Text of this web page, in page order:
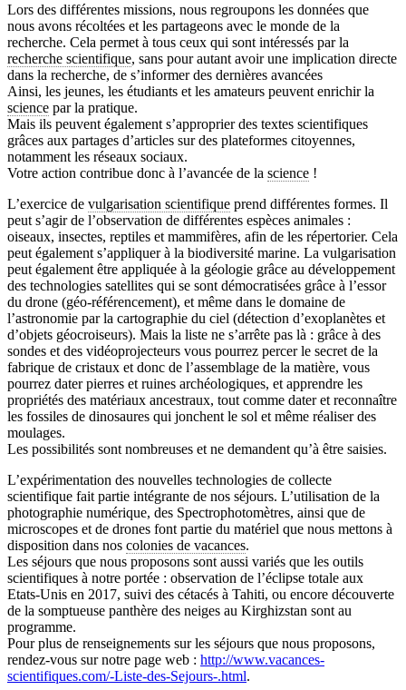
Lors des différentes missions, nous regroupons les données que
nous avons récoltées et les partageons avec le monde de la
recherche. Cela permet à tous ceux qui sont intéressés par la
recherche scientifique, sans pour autant avoir une implication directe
dans la recherche, de s’informer des dernières avancées
Ainsi, les jeunes, les étudiants et les amateurs peuvent enrichir la
science par la pratique.
Mais ils peuvent également s’approprier des textes scientifiques
grâces aux partages d’articles sur des plateformes citoyennes,
notamment les réseaux sociaux.
Votre action contribue donc à l’avancée de la science !
L’exercice de vulgarisation scientifique prend différentes formes. Il
peut s’agir de l’observation de différentes espèces animales :
oiseaux, insectes, reptiles et mammifères, afin de les répertorier. Cela
peut également s’appliquer à la biodiversité marine. La vulgarisation
peut également être appliquée à la géologie grâce au développement
des technologies satellites qui se sont démocratisées grâce à l’essor
du drone (géo-référencement), et même dans le domaine de
l’astronomie par la cartographie du ciel (détection d’exoplanètes et
d’objets géocroiseurs). Mais la liste ne s’arrête pas là : grâce à des
sondes et des vidéoprojecteurs vous pourrez percer le secret de la
fabrique de cristaux et donc de l’assemblage de la matière, vous
pourrez dater pierres et ruines archéologiques, et apprendre les
propriétés des matériaux ancestraux, tout comme dater et reconnaître
les fossiles de dinosaures qui jonchent le sol et même réaliser des
moulages.
Les possibilités sont nombreuses et ne demandent qu’à être saisies.
L’expérimentation des nouvelles technologies de collecte
scientifique fait partie intégrante de nos séjours. L’utilisation de la
photographie numérique, des Spectrophotomètres, ainsi que de
microscopes et de drones font partie du matériel que nous mettons à
disposition dans nos colonies de vacances.
Les séjours que nous proposons sont aussi variés que les outils
scientifiques à notre portée : observation de l’éclipse totale aux
Etats-Unis en 2017, suivi des cétacés à Tahiti, ou encore découverte
de la somptueuse panthère des neiges au Kirghizstan sont au
programme.
Pour plus de renseignements sur les séjours que nous proposons,
rendez-vous sur notre page web : http://www.vacances-
scientifiques.com/-Liste-des-Sejours-.html.